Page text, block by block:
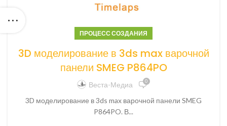
ПРОЦЕСС СОЗДАНИЯ
3D моделирование в 3ds max варочной
панели SMEG P864PO
Веста-Медиа 0
3D моделирование в 3ds max варочной панели SMEG
P864PO. В...